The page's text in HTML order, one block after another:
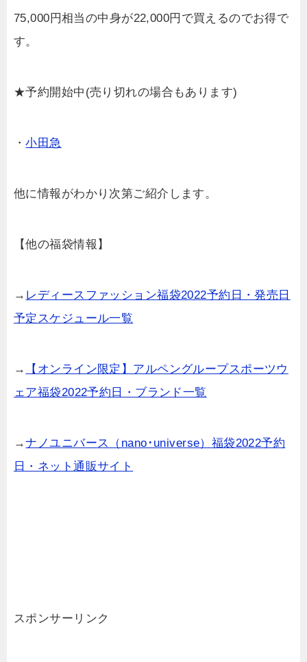
75,000円相当の中身が22,000円で買えるのでお得で
す。
★予約開始中(売り切れの場合もあります)
・小田急
他に情報がわかり次第ご紹介します。
【他の福袋情報】
→ レディースファッション福袋2022予約日・発売日
予定スケジュール一覧
→
【オンライン限定】アルペングループスポーツウ
ェア福袋2022予約日・ブランド一覧
→ナノユニバース（nano･universe）福袋2022予約
日・ネット通販サイト
スポンサーリンク